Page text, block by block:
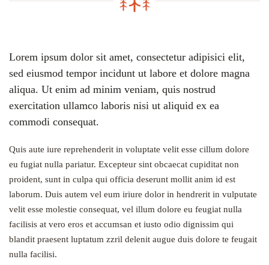
Lorem ipsum dolor sit amet, consectetur adipisici elit,
sed eiusmod tempor incidunt ut labore et dolore magna
aliqua. Ut enim ad minim veniam, quis nostrud
exercitation ullamco laboris nisi ut aliquid ex ea
commodi consequat.
Quis aute iure reprehenderit in voluptate velit esse cillum dolore
eu fugiat nulla pariatur. Excepteur sint obcaecat cupiditat non
proident, sunt in culpa qui officia deserunt mollit anim id est
laborum. Duis autem vel eum iriure dolor in hendrerit in vulputate
velit esse molestie consequat, vel illum dolore eu feugiat nulla
facilisis at vero eros et accumsan et iusto odio dignissim qui
blandit praesent luptatum zzril delenit augue duis dolore te feugait
nulla facilisi.